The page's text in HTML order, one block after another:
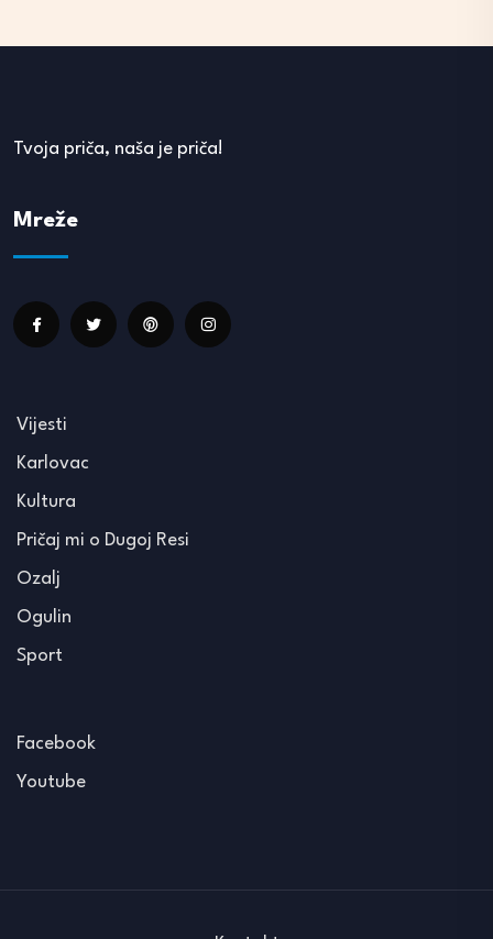
Tvoja priča, naša je priča!
Mreže
Vijesti
Karlovac
Kultura
Pričaj mi o Dugoj Resi
Ozalj
Ogulin
Sport
Facebook
Youtube